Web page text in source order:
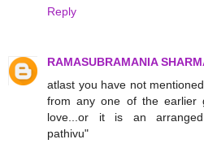
Reply
RAMASUBRAMANIA
atlast you have not
from any one of the earlier
love...or it is an arranged
pathivu"